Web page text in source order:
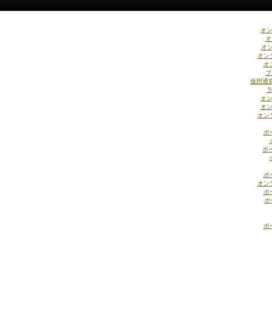
オ
オ
オン
オ
仮想通
オ
オ
オン
ポ
ポ
ポ
オン
ポ
ポ
ポ